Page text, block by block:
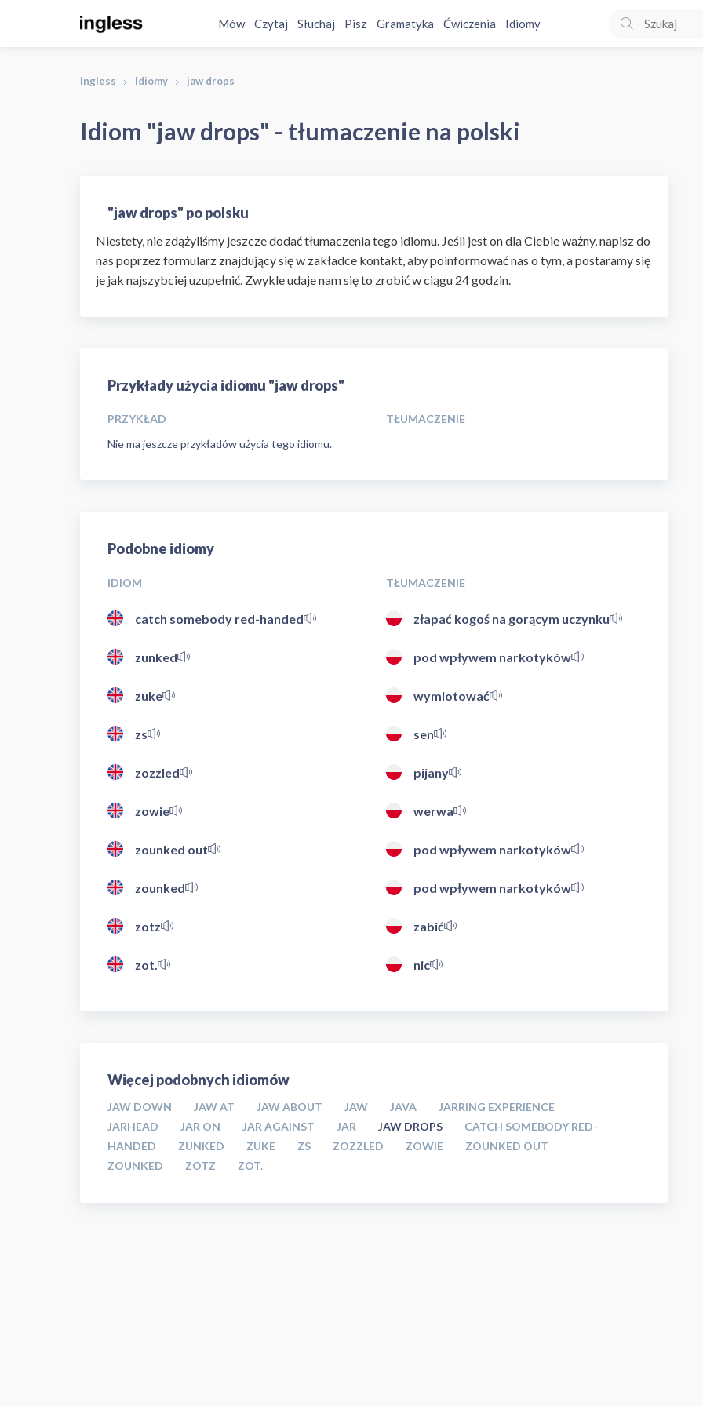
Mów Czytaj Słuchaj Pisz Gramatyka Ćwiczenia Idiomy
Ingless Idiomy jaw drops
Idiom "jaw drops" - tłumaczenie na polski
"jaw drops" po polsku
Niestety, nie zdążyliśmy jeszcze dodać tłumaczenia tego idiomu. Jeśli jest on dla Ciebie ważny, napisz do
nas poprzez formularz znajdujący się w zakładce kontakt, aby poinformować nas o tym, a postaramy się
je jak najszybciej uzupełnić. Zwykle udaje nam się to zrobić w ciągu 24 godzin.
Przykłady użycia idiomu "jaw drops"
PRZYKŁAD
TŁUMACZENIE
Nie ma jeszcze przykładów użycia tego idiomu.
Podobne idiomy
IDIOM TŁUMACZENIE
catch somebody red-handed złapać kogoś na gorącym uczynku
zunked pod wpływem narkotyków
zuke wymiotować
zs sen
zozzled pijany
zowie werwa
zounked out pod wpływem narkotyków
zounked pod wpływem narkotyków
zotz zabić
zot. nic
Więcej podobnych idiomów
JAW DOWN JAW AT JAW ABOUT JAW JAVA
JARRING EXPERIENCE
JARHEAD
JAR ON JAR AGAINST JAR JAW DROPS
CATCH SOMEBODY RED-
HANDED
ZUNKED ZUKE ZS ZOZZLED ZOWIE
ZOUNKED OUT
ZOUNKED
ZOTZ ZOT.